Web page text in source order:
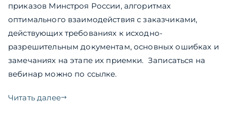
приказов Минстроя России, алгоритмах
оптимального взаимодействия с заказчиками,
действующих требованиях к исходно-
разрешительным документам, основных ошибках и
замечаниях на этапе их приемки. Записаться на
вебинар можно по ссылке.
Читать далее